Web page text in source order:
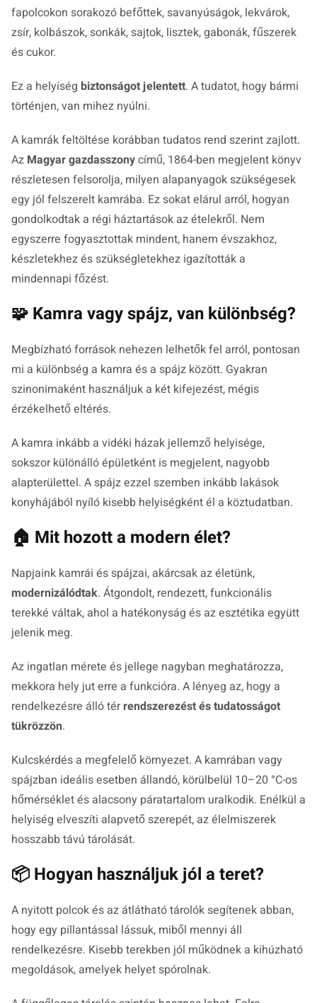
fapolcokon sorakozó befőttek, savanyúságok, lekvárok,
zsír, kolbászok, sonkák, sajtok, lisztek, gabonák, fűszerek
és cukor.
Ez a helyiség biztonságot jelentett. A tudatot, hogy bármi
történjen, van mihez nyúlni.
A kamrák feltöltése korábban tudatos rend szerint zajlott.
Az Magyar gazdasszonycímű, 1864-ben megjelent könyv
részletesen felsorolja, milyen alapanyagok szükségesek
egy jól felszerelt kamrába. Ez sokat elárul arról, hogyan
gondolkodtak a régi háztartások az ételekről. Nem
egyszerre fogyasztottak mindent, hanem évszakhoz,
készletekhez és szükségletekhez igazították a
mindennapi főzést.
🧩 Kamra vagy spájz, van különbség?
Megbízható források nehezen lelhetők fel arról, pontosan
mi a különbség a kamra és a spájz között. Gyakran
szinonimaként használjuk a két kifejezést, mégis
érzékelhető eltérés.
A kamra inkább a vidéki házak jellemző helyisége,
sokszor különálló épületként is megjelent, nagyobb
alapterülettel. A spájz ezzel szemben inkább lakások
konyhájából nyíló kisebb helyiségként él a köztudatban.
🏠 Mit hozott a modern élet?
Napjaink kamrái és spájzai, akárcsak az életünk,
modernizálódtak. Átgondolt, rendezett, funkcionális
terekké váltak, ahol a hatékonyság és az esztétika együtt
jelenik meg.
Az ingatlan mérete és jellege nagyban meghatározza,
mekkora hely jut erre a funkcióra. A lényeg az, hogy a
rendelkezésre álló térrendszerezést és tudatosságot
tükrözzön.
Kulcskérdés a megfelelő környezet. A kamrában vagy
spájzban ideális esetben állandó, körülbelül 10–20 °C-os
hőmérséklet és alacsony páratartalom uralkodik. Enélkül a
helyiség elveszíti alapvető szerepét, az élelmiszerek
hosszabb távú tárolását.
📦 Hogyan használjuk jól a teret?
A nyitott polcok és az átlátható tárolók segítenek abban,
hogy egy pillantással lássuk, miből mennyi áll
rendelkezésre. Kisebb terekben jól működnek a kihúzható
megoldások, amelyek helyet spórolnak.